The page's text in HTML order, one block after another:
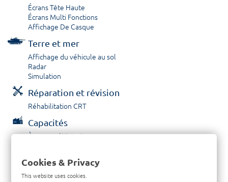
Écrans Tête Haute
Écrans Multi Fonctions
Affichage De Casque
Terre et mer
Affichage du véhicule au sol
Radar
Simulation
Réparation et révision
Réhabilitation CRT
Capacités
À propos / Historique
Contactez nous
Cookies & Privacy
This website uses cookies.